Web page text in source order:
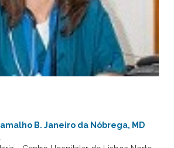
B. Janeiro da Nóbrega, MD